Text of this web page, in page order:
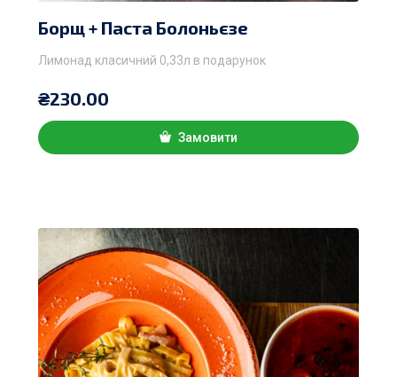
Борщ + Паста Болоньєзе
Лимонад класичний 0,33л в подарунок
₴230.00
Замовити